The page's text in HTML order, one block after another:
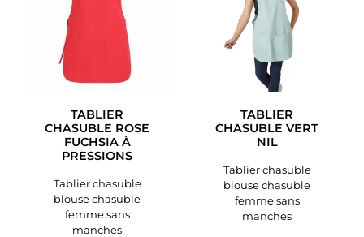
TABLIER
CHASUBLE ROSE
FUCHSIA À
PRESSIONS
Tablier chasuble
blouse chasuble
femme sans
manches
TABLIER
CHASUBLE VERT
NIL
Tablier chasuble
blouse chasuble
femme sans
manches